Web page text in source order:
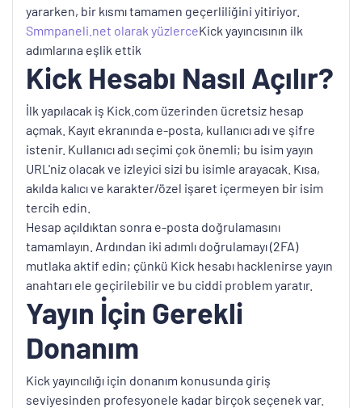
yararken, bir kısmı tamamen geçerliliğini yitiriyor.
Smmpaneli.net olarak yüzlerceKick yayıncısının ilk
adımlarına eşlik ettik
Kick Hesabı Nasıl Açılır?
İlk yapılacak iş Kick.com üzerinden ücretsiz hesap
açmak. Kayıt ekranında e-posta, kullanıcı adı ve şifre
istenir. Kullanıcı adı seçimi çok önemli; bu isim yayın
URL'niz olacak ve izleyici sizi bu isimle arayacak. Kısa,
akılda kalıcı ve karakter/özel işaret içermeyen bir isim
tercih edin.
Hesap açıldıktan sonra e-posta doğrulamasını
tamamlayın. Ardından iki adımlı doğrulamayı (2FA)
mutlaka aktif edin; çünkü Kick hesabı hacklenirse yayın
anahtarı ele geçirilebilir ve bu ciddi problem yaratır.
Yayın İçin Gerekli
Donanım
Kick yayıncılığı için donanım konusunda giriş
seviyesinden profesyonele kadar birçok seçenek var.